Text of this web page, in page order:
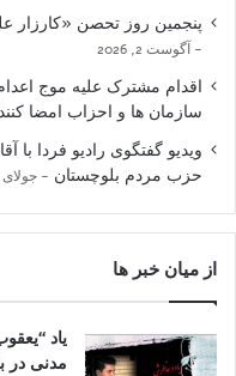
پنجمین روز تحصن «کارزار
آگوست 2, 2026
اقدام مشترک علیه موج
سازمان ها و احزاب امضا
ویدیو گفتگوی رادیو فردا
حزب مردم بلوچستان
جولای 28, 2026
از میان خبر ها
یاد
مدنی در